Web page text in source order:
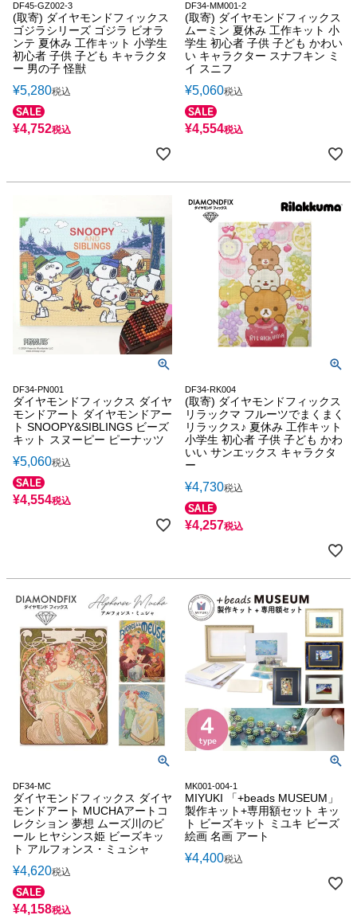
DF45-GZ002-3
(取寄) ダイヤモンドフィックス
ゴジラシリーズ ゴジラ ビオラ
ンテ 夏休み 工作キット 小学生
初心者 子供 子ども キャラクタ
ー 男の子 怪獣
¥5,280税込
¥4,752税込
DF34-MM001-2
(取寄) ダイヤモンドフィックス
ムーミン 夏休み 工作キット 小
学生 初心者 子供 子ども かわい
い キャラクター スナフキン ミ
イ スニフ
¥5,060税込
¥4,554税込
DF34-PN001
ダイヤモンドフィックス ダイヤ
モンドアート ダイヤモンドアー
ト SNOOPY&SIBLINGS ビーズ
キット スヌーピー ピーナッツ
¥5,060税込
¥4,554税込
DF34-RK004
(取寄) ダイヤモンドフィックス
リラックマ フルーツでまくまく
リラックス♪ 夏休み 工作キット
小学生 初心者 子供 子ども かわ
いい サンエックス キャラクタ
ー
¥4,730税込
¥4,257税込
DF34-MC
ダイヤモンドフィックス ダイヤ
モンドアート MUCHAアートコ
レクション 夢想 ムーズ川のビ
ール ヒヤシンス姫 ビーズキッ
ト アルフォンス・ミュシャ
¥4,620税込
¥4,158税込
MK001-004-1
MIYUKI 「+beads MUSEUM」
製作キット+専用額セット キッ
ト ビーズキット ミユキ ビーズ
絵画 名画 アート
¥4,400税込